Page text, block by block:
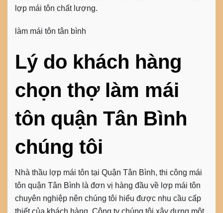
lợp mái tôn chất lượng.
làm mái tôn tân bình
Lý do khách hàng
chọn thợ làm mái
tôn quận Tân Bình
chúng tôi
Nhà thầu lợp mái tôn tại Quận Tân Bình, thi công mái
tôn quận Tân Bình là đơn vị hàng đầu về lợp mái tôn
chuyên nghiệp nên chúng tôi hiểu được nhu cầu cấp
thiết của khách hàng. Công ty chúng tôi xây dựng một